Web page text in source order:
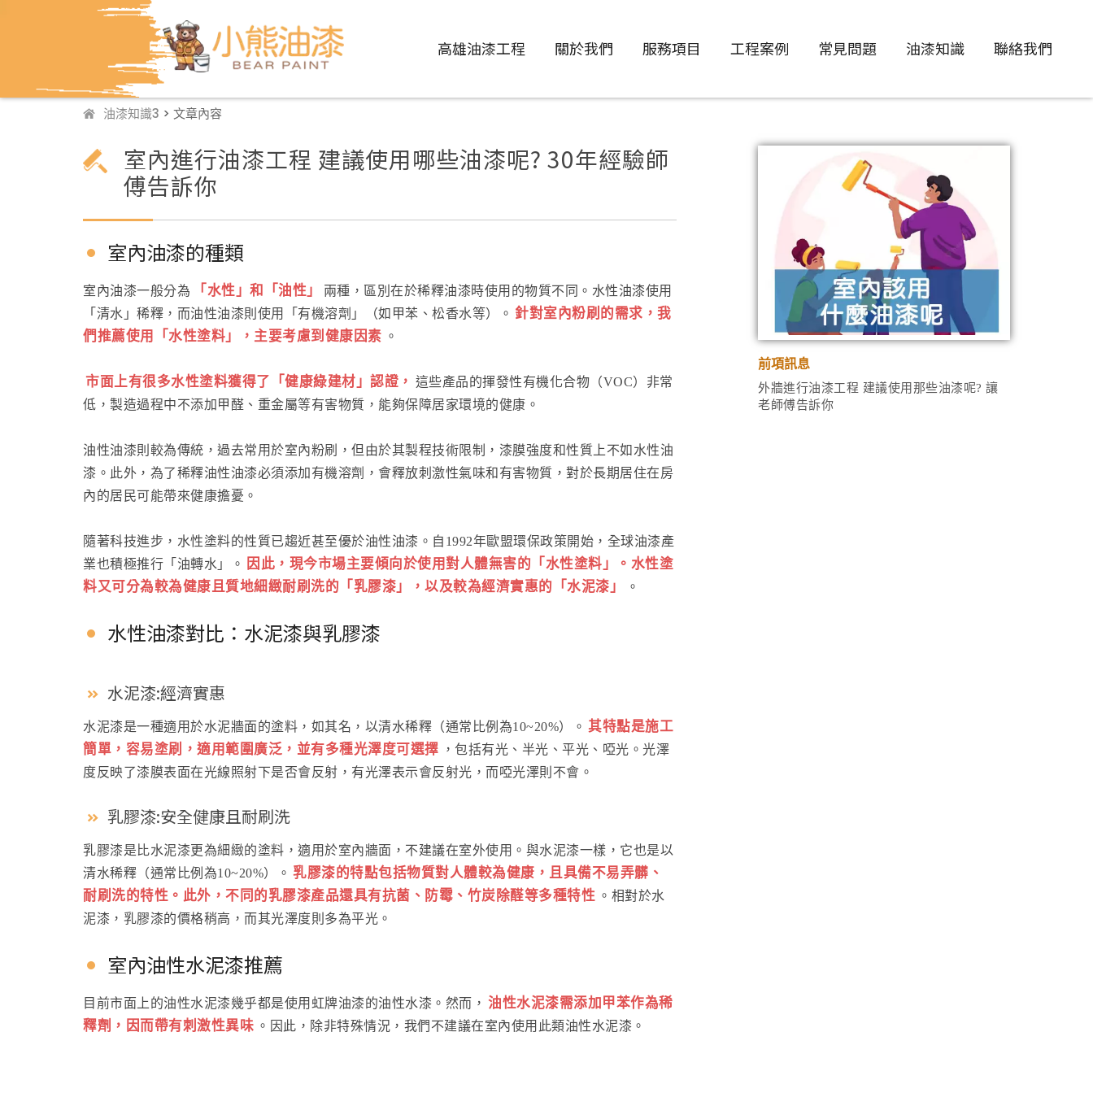
高雄油漆工程 關於我們 服務項目 工程案例 常見問題 油漆知識 聯絡我們
油漆知識3 > 文章內容
室內進行油漆工程 建議使用哪些油漆呢? 30年經驗師
傅告訴你
室內油漆的種類
室內油漆一般分為 「水性」和「油性」
兩種，區別在於稀釋油漆時使用的物質不同。水性油漆使用
「清水」稀釋，而油性油漆則使用「有機溶劑」（如甲苯、松香水等）。 針對室內粉刷的需求，我
們推薦使用「水性塗料」，主要考慮到健康因素 。
市面上有很多水性塗料獲得了「健康綠建材」認證， 這些產品的揮發性有機化合物（VOC）非常
低，製造過程中不添加甲醛、重金屬等有害物質，能夠保障居家環境的健康。
油性油漆則較為傳統，過去常用於室內粉刷，但由於其製程技術限制，漆膜強度和性質上不如水性油
漆。此外，為了稀釋油性油漆必須添加有機溶劑，會釋放刺激性氣味和有害物質，對於長期居住在房
內的居民可能帶來健康擔憂。
隨著科技進步，水性塗料的性質已趨近甚至優於油性油漆。自1992年歐盟環保政策開始，全球油漆產
業也積極推行「油轉水」。
因此，現今市場主要傾向於使用對人體無害的「水性塗料」。水性塗
料又可分為較為健康且質地細緻耐刷洗的「乳膠漆」，以及較為經濟實惠的「水泥漆」
。
水性油漆對比：水泥漆與乳膠漆
水泥漆:經濟實惠
水泥漆是一種適用於水泥牆面的塗料，如其名，以清水稀釋（通常比例為10~20%）。 其特點是施工
簡單，容易塗刷，適用範圍廣泛，並有多種光澤度可選擇 ，包括有光、半光、平光、啞光。光澤
度反映了漆膜表面在光線照射下是否會反射，有光澤表示會反射光，而啞光澤則不會。
乳膠漆:安全健康且耐刷洗
乳膠漆是比水泥漆更為細緻的塗料，適用於室內牆面，不建議在室外使用。與水泥漆一樣，它也是以
清水稀釋（通常比例為10~20%）。 乳膠漆的特點包括物質對人體較為健康，且具備不易弄髒、
耐刷洗的特性。此外，不同的乳膠漆產品還具有抗菌、防霉、竹炭除醛等多種特性 。相對於水
泥漆，乳膠漆的價格稍高，而其光澤度則多為平光。
室內油性水泥漆推薦
目前市面上的油性水泥漆幾乎都是使用虹牌油漆的油性水漆。然而， 油性水泥漆需添加甲苯作為稀
釋劑，因而帶有刺激性異味 。因此，除非特殊情況，我們不建議在室內使用此類油性水泥漆。
前項訊息
外牆進行油漆工程 建議使用那些油漆呢? 讓
老師傅告訴你